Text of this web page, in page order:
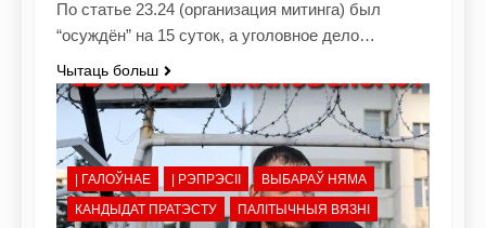
По статье 23.24 (организация митинга) был
“осуждён” на 15 суток, а уголовное дело…
Чытаць больш
| ГАЛОЎНАЕ | РЭПРЭСІІ
ВЫБАРАЎ НЯМА
КАНДЫДАТ ПРАТЭСТУ
ПАЛІТЫЧНЫЯ ВЯЗНІ